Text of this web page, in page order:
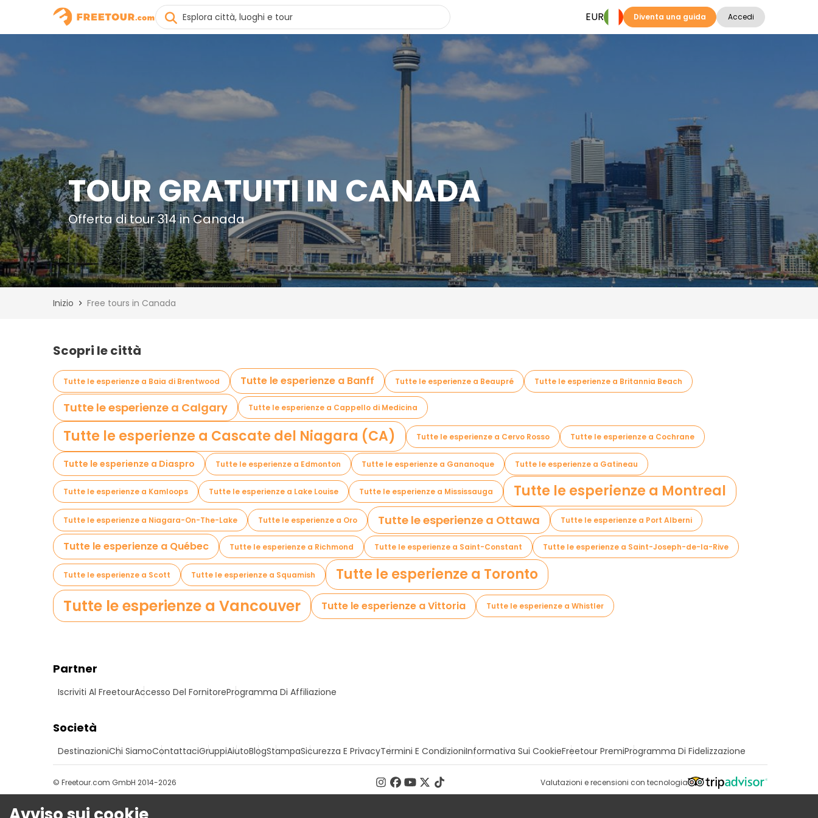
EUR Diventa una guida Accedi
TOUR GRATUITI IN CANADA
Offerta di tour 314 in Canada
Inizio Free tours in Canada
Scopri le città
Tutte le esperienze a Baia di Brentwood Tutte le esperienze a Banff Tutte le esperienze a Beaupré Tutte le esperienze a Britannia Beach
Tutte le esperienze a Calgary Tutte le esperienze a Cappello di Medicina
Tutte le esperienze a Cascate del Niagara (CA) Tutte le esperienze a Cervo Rosso Tutte le esperienze a Cochrane
Tutte le esperienze a Diaspro Tutte le esperienze a Edmonton Tutte le esperienze a Gananoque Tutte le esperienze a Gatineau
Tutte le esperienze a Kamloops Tutte le esperienze a Lake Louise Tutte le esperienze a Mississauga Tutte le esperienze a Montreal
Tutte le esperienze a Niagara-On-The-Lake Tutte le esperienze a Oro Tutte le esperienze a Ottawa Tutte le esperienze a Port Alberni
Tutte le esperienze a Québec Tutte le esperienze a Richmond Tutte le esperienze a Saint-Constant Tutte le esperienze a Saint-Joseph-de-la-Rive
Tutte le esperienze a Scott Tutte le esperienze a Squamish Tutte le esperienze a Toronto
Tutte le esperienze a Vancouver Tutte le esperienze a Vittoria Tutte le esperienze a Whistler
Partner
Iscriviti Al FreetourAccesso Del FornitoreProgramma Di Affiliazione
Società
DestinazioniChi SiamoContattaciGruppiAiutoBlogStampaSicurezza E PrivacyTermini E CondizioniInformativa Sui CookieFreetour PremiProgramma Di Fidelizzazione
Valutazioni e recensioni con tecnologia
© Freetour.com GmbH 2014-2026